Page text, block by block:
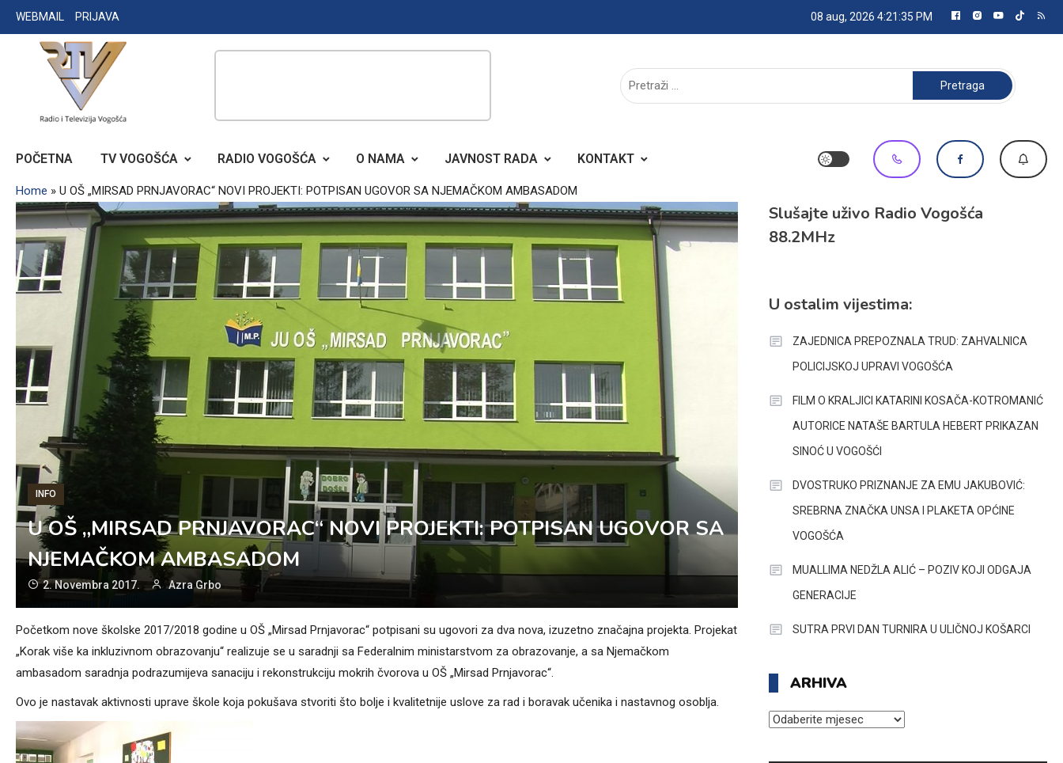
Skip
to
WEBMAIL PRIJAVA 08 aug, 2026 4:21:36 PM
RADIO TELEVIZIJA VOGOŠĆA
Pretraga:
POČETNA TV VOGOŠĆA RADIO VOGOŠĆA O NAMA JAVNOST RADA KONTAKT
Home » U OŠ „MIRSAD PRNJAVORAC“ NOVI PROJEKTI: POTPISAN UGOVOR SA NJEMAČKOM AMBASADOM
INFO
U OŠ „MIRSAD PRNJAVORAC“ NOVI PROJEKTI: POTPISAN UGOVOR SA
NJEMAČKOM AMBASADOM
2. Novembra 2017. Azra Grbo
Početkom nove školske 2017/2018 godine u OŠ „Mirsad Prnjavorac“ potpisani su ugovori za dva nova, izuzetno značajna projekta. Projekat
„Korak više ka inkluzivnom obrazovanju“ realizuje se u saradnji sa Federalnim ministarstvom za obrazovanje, a sa Njemačkom
ambasadom saradnja podrazumijeva sanaciju i rekonstrukciju mokrih čvorova u OŠ „Mirsad Prnjavorac“.
Ovo je nastavak aktivnosti uprave škole koja pokušava stvoriti što bolje i kvalitetnije uslove za rad i boravak učenika i nastavnog osoblja.
Slušajte uživo Radio Vogošća
88.2MHz
U ostalim vijestima:
ZAJEDNICA PREPOZNALA TRUD: ZAHVALNICA
POLICIJSKOJ UPRAVI VOGOŠĆA
FILM O KRALJICI KATARINI KOSAČA-KOTROMANIĆ
AUTORICE NATAŠE BARTULA HEBERT PRIKAZAN
SINOĆ U VOGOŠĆI
DVOSTRUKO PRIZNANJE ZA EMU JAKUBOVIĆ:
SREBRNA ZNAČKA UNSA I PLAKETA OPĆINE
VOGOŠĆA
MUALLIMA NEDŽLA ALIĆ – POZIV KOJI ODGAJA
GENERACIJE
SUTRA PRVI DAN TURNIRA U ULIČNOJ KOŠARCI
ARHIVA
ARHIVA